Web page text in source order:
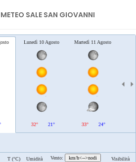
SALE SAN GIOVANNI
Lunedì 10 Agosto
32° 21°
Martedì 11 Agosto
33° 24°
T (°C) Umidità Vento: km/h<-->nodi Visibilità